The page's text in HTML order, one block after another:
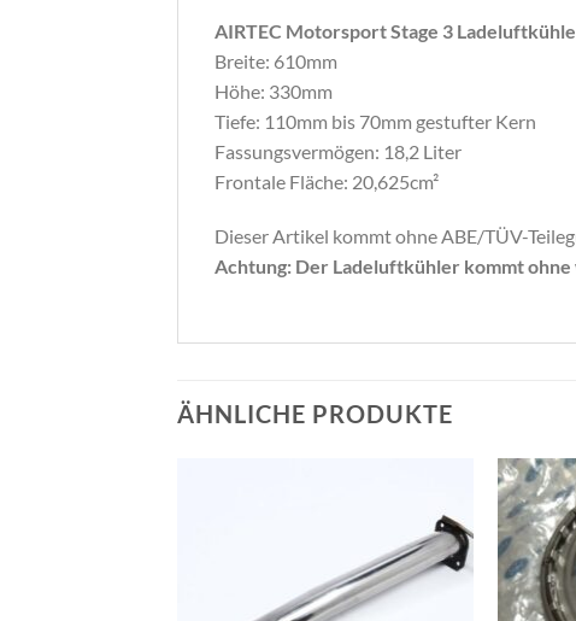
AIRTEC Motorsport Stage 3
Breite: 610mm
Höhe: 330mm
Tiefe: 110mm bis 70mm gestufter Kern
Fassungsvermögen: 18,2 Liter
Frontale Fläche: 20,625cm²
Dieser Artikel kommt ohne ABE/TÜV-
Achtung: Der Ladeluftkühler kommt
ÄHNLICHE PRODUKTE